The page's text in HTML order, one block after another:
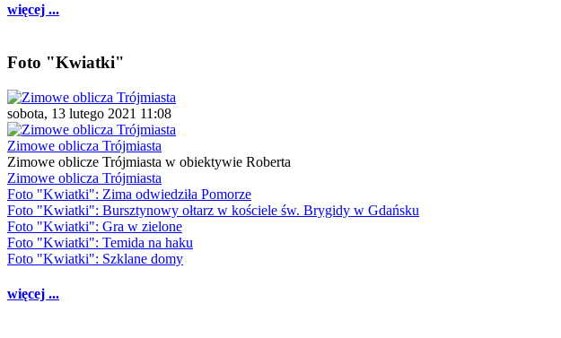
więcej ...
Foto "Kwiatki"
sobota, 13 lutego 2021 11:08
Zimowe oblicza Trójmiasta
Zimowe oblicze Trójmiasta w obiektywie Roberta
Zimowe oblicza Trójmiasta
Foto "Kwiatki": Zima odwiedziła Pomorze
Foto "Kwiatki": Bursztynowy ołtarz w kościele św. Brygidy w Gdańsku
Foto "Kwiatki": Gra w zielone
Foto "Kwiatki": Temida na haku
Foto "Kwiatki": Szklane domy
więcej ...